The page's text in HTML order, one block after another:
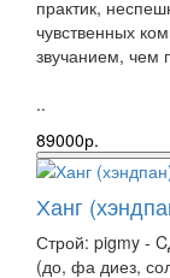
практик,
чувственных
звучанием, чем
..
89000р.
Ханг
Строй: pigmy -
(до, фа диез,